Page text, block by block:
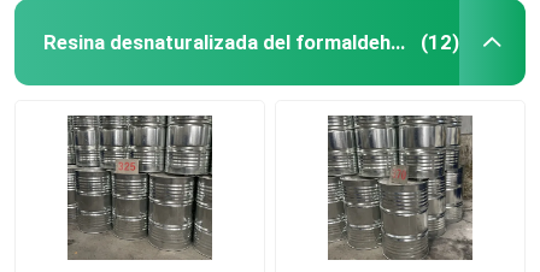
Resina desnaturalizada del formaldehído de la melamina (12)